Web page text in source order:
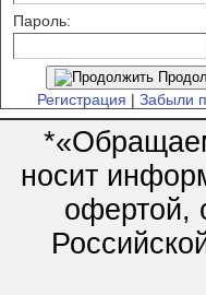
Пароль:
Регистрация | Забыли
носит
офертой,